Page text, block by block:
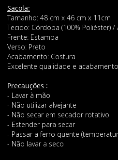
Sacola:
Tamanho: 48 cm x 46 cm x 11cm
Tecido: Córdoba (100% Poliéster) /
Frente: Estampa
Verso: Preto
Acabamento: Costura
Excelente qualidade e
Precauções :
- Lavar à mão
- Não utilizar alvejante
- Não secar em secador rotativo
- Estender para secar
- Passar a ferro quente
- Não lavar a seco